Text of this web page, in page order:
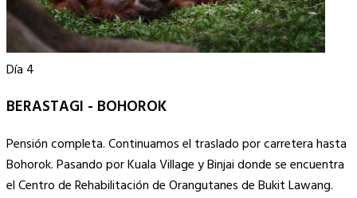
Día 4
BERASTAGI - BOHOROK
Pensión completa. Continuamos el traslado por carretera hasta
Bohorok. Pasando por Kuala Village y Binjai donde se encuentra
el Centro de Rehabilitación de Orangutanes de Bukit Lawang.